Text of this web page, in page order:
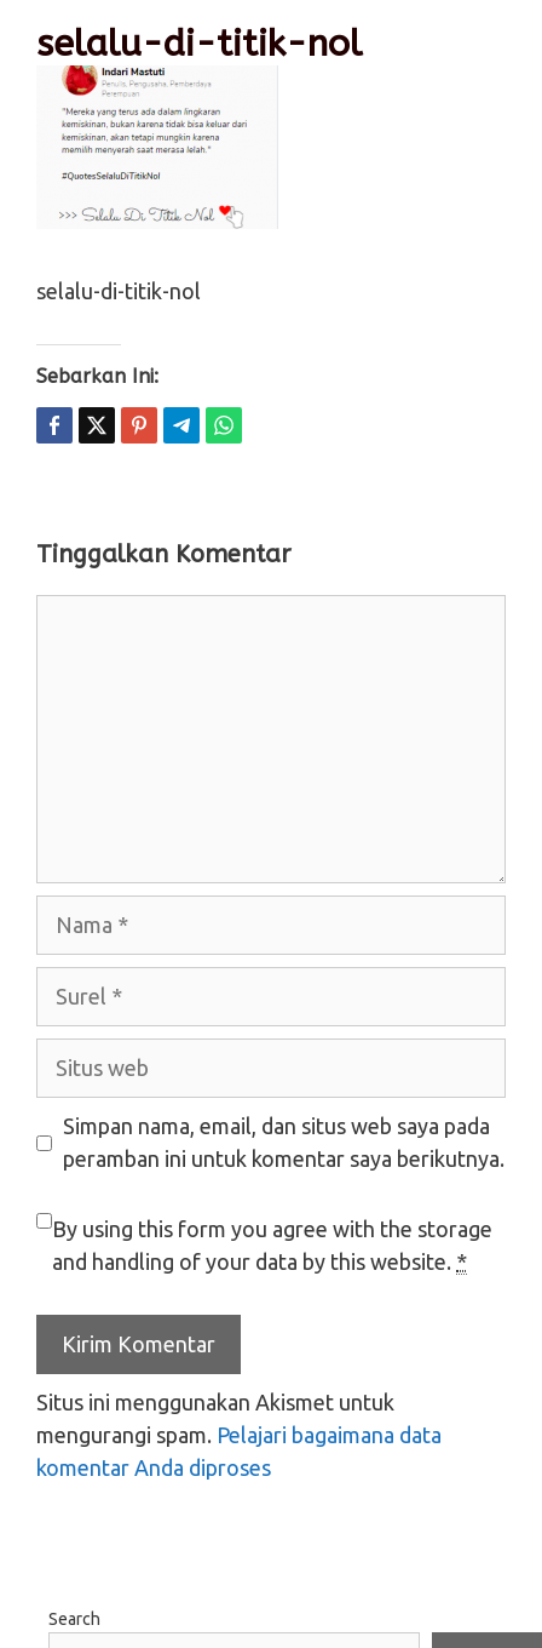
selalu-di-titik-nol
selalu-di-titik-nol
Sebarkan Ini:
Tinggalkan Komentar
Situs
Simpan nama, email, dan situs web saya pada
peramban ini untuk komentar saya berikutnya.
By using this form you agree with the storage
and handling of your data by this website. *
Situs ini menggunakan Akismet untuk
mengurangi spam. Pelajari bagaimana data
komentar Anda diproses
Search